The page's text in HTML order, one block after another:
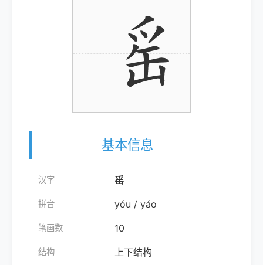
基本信息
汉字 䍃
拼音 yóu / yáo
笔画数 10
结构 上下结构